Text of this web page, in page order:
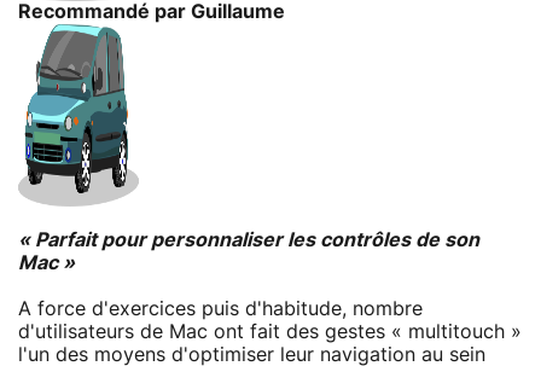
Recommandé par Guillaume
« Parfait pour personnaliser les contrôles de son
Mac »
A force d'exercices puis d'habitude, nombre
d'utilisateurs de Mac ont fait des gestes « multitouch »
l'un des moyens d'optimiser leur navigation au sein